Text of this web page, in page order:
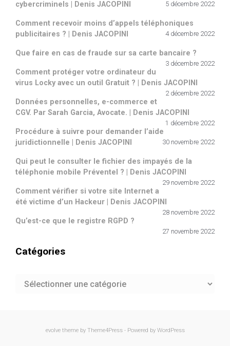
cybercriminels | Denis JACOPINI
5 décembre 2022
Comment recevoir moins d’appels téléphoniques
publicitaires ? | Denis JACOPINI
4 décembre 2022
Que faire en cas de fraude sur sa carte bancaire ?
3 décembre 2022
Comment protéger votre ordinateur du
virus Locky avec un outil Gratuit ? | Denis JACOPINI
2 décembre 2022
Données personnelles, e-commerce et
CGV. Par Sarah Garcia, Avocate. | Denis JACOPINI
1 décembre 2022
Procédure à suivre pour demander l’aide
juridictionnelle | Denis JACOPINI
30 novembre 2022
Qui peut le consulter le fichier des impayés de la
téléphonie mobile Préventel ? | Denis JACOPINI
29 novembre 2022
Comment vérifier si votre site Internet a
été victime d’un Hackeur | Denis JACOPINI
28 novembre 2022
Qu’est-ce que le registre RGPD ?
27 novembre 2022
Catégories
Catégories
evolvetheme by Theme4Press - Powered by WordPress